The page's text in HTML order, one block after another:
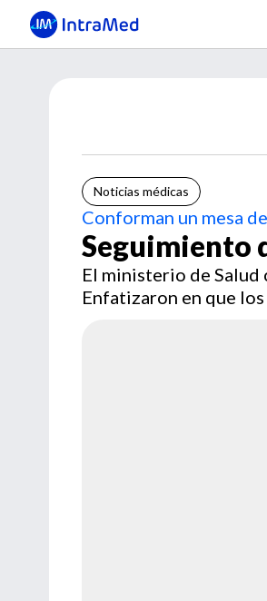
Noticias médicas
Conforman un mesa
Seguimiento
El ministerio de Salud
Enfatizaron en que